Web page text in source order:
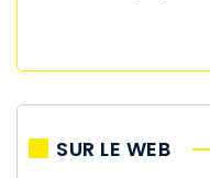
SUR LE WEB